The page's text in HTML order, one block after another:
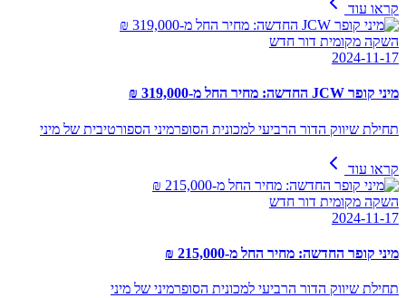
קראו עוד
השקה מקומית דור חדש
2024-11-17
מיני קופר JCW החדשה: מחיר החל מ-319,000 ₪
תחילת שיווק הדור הרביעי למכונית הסופרמיני הספורטיבית של מיני
קראו עוד
השקה מקומית דור חדש
2024-11-17
מיני קופר החדשה: מחיר החל מ-215,000 ₪
תחילת שיווק הדור הרביעי למכונית הסופרמיני של מיני